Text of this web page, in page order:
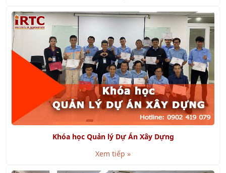
Khóa học Quản lý Dự Án Xây Dựng
Xem tiếp »